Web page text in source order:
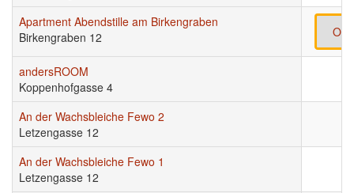
Apartment Abendstille am Birkengraben
Birkengraben 12
andersROOM
Koppenhofgasse 4
An der Wachsbleiche Fewo 2
Letzengasse 12
An der Wachsbleiche Fewo 1
Letzengasse 12